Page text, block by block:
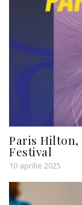
Paris
Festival
10 aprilie 2025